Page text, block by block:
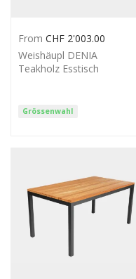
Grössenwahl
Weishäupl DENIA
Teakholz Esstisch
From CHF 2'003.00